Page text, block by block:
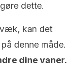
dette.
kan det
denne måde.
dine vaner.